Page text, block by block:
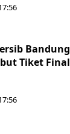
Bandung
Tiket Final